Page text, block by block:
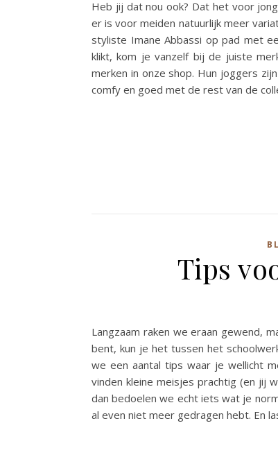
Heb jij dat nou ook? Dat het voor
er is voor meiden natuurlijk meer
styliste Imane Abbassi op pad met
klikt, kom je vanzelf bij de juiste
merken in onze shop. Hun joggers
comfy en goed met de rest van de
Tips
Langzaam raken we eraan gewend,
bent, kun je het tussen het
we een aantal tips waar je wellicht
vinden kleine meisjes prachtig (en jij
dan bedoelen we echt iets wat je
al even niet meer gedragen hebt. En